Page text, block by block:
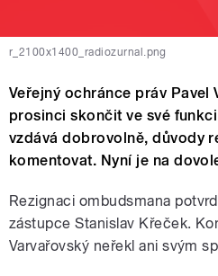
r_2100x1400_radiozurnal.png
Veřejný ochránce práv Pavel
prosinci skončit ve své
vzdává dobrovolně, důvody
komentovat. Nyní je na
Rezignaci ombudsmana
zástupce Stanislav Křeček.
Varvařovský neřekl ani svým